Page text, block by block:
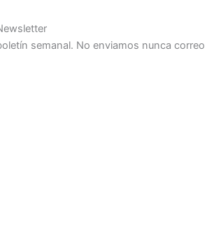
semanal. No enviamos nunca correo